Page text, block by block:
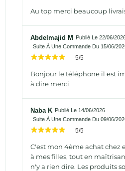
Au top merci beaucoup
Abdelmajid M
Publié Le 22/06/
Suite À Une Commande Du 15/06/
5/5
Bonjour le téléphone il est
à dire merci
Naba K Publié Le 14/06/2026
Suite À Une Commande Du 09/06/
5/5
C'est mon 4ème achat chez
à mes filles, tout en
n'y a rien dire. Les produits